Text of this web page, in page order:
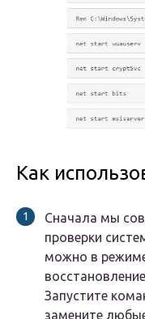
Как
Сначала мы
проверки
можно в
Запустите
замените